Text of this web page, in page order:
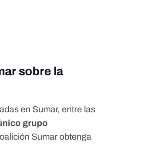
sobre la
en Sumar, entre las
grupo
Sumar obtenga